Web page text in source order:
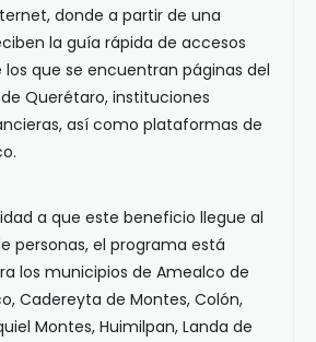
donde a partir de una
la guía rápida de accesos
que se encuentran páginas del
Querétaro, instituciones
así como plataformas de
a que este beneficio llegue al
personas, el programa está
los municipios de Amealco de
Cadereyta de Montes, Colón,
Montes, Huimilpan, Landa de